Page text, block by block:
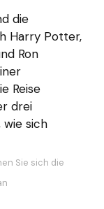
die
Harry Potter,
Ron
Reise
drei
wie sich
Sie sich die